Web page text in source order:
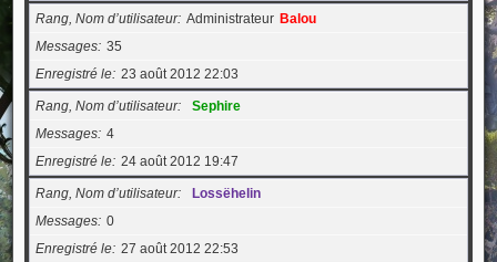
Rang, Nom d’utilisateur Administrateur Balou
Messages 35
Enregistré le 23 août 2012 22:03
Rang, Nom d’utilisateur
Sephire
Messages 4
Enregistré le 24 août 2012 19:47
Rang, Nom d’utilisateur
Lossëhelin
Messages 0
Enregistré le 27 août 2012 22:53